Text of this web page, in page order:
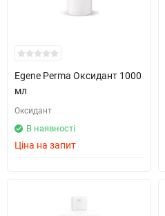
Egene Perma Оксидант 1000
мл
Оксидант
В наявності
Ціна на запит